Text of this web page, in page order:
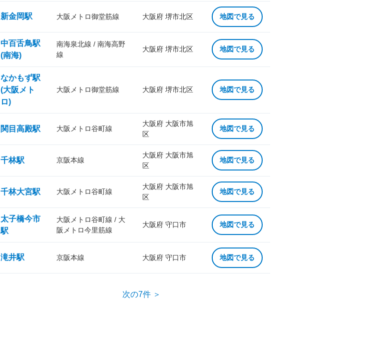
新金岡駅 大阪メトロ御堂筋線 大阪府 堺市北区 地図で見る
中百舌鳥駅
(南海)
南海泉北線 / 南海高野
線
大阪府 堺市北区 地図で見る
なかもず駅
(大阪メト
ロ)
大阪メトロ御堂筋線 大阪府 堺市北区 地図で見る
関目高殿駅 大阪メトロ谷町線
大阪府 大阪市旭
区
地図で見る
千林駅 京阪本線
大阪府 大阪市旭
区
地図で見る
千林大宮駅 大阪メトロ谷町線
大阪府 大阪市旭
区
地図で見る
太子橋今市
駅
大阪メトロ谷町線 / 大
阪メトロ今里筋線
大阪府 守口市 地図で見る
滝井駅 京阪本線 大阪府 守口市 地図で見る
次の7件 ＞